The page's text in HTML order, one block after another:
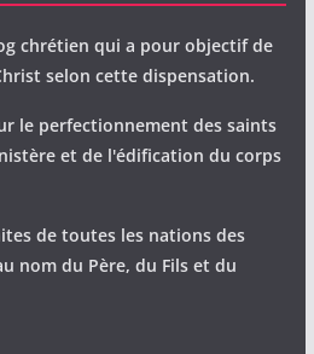
chrétien qui a pour objectif de
selon cette dispensation.
le perfectionnement des saints
et de l'édification du corps
de toutes les nations des
nom du Père, du Fils et du